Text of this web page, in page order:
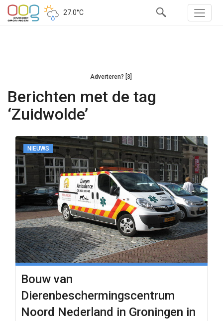
27.0°C
Adverteren? [3]
Berichten met de tag
‘Zuidwolde’
NIEUWS
Bouw van
Dierenbeschermingscentrum
Noord Nederland in Groningen in